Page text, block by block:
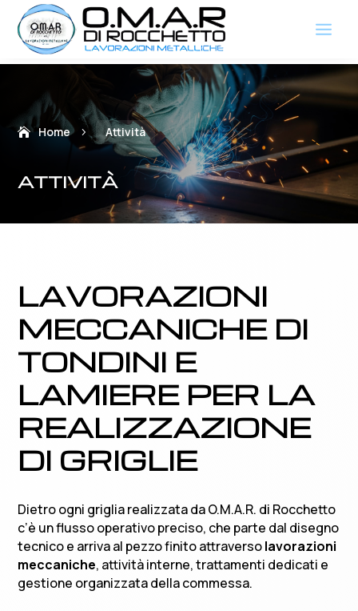
Home 5 Attività
ATTIVITÀ
LAVORAZIONI
MECCANICHE DI
TONDINI E
LAMIERE PER LA
REALIZZAZIONE
DI GRIGLIE
Dietro ogni griglia realizzata da O.M.A.R. di Rocchetto
c’è un flusso operativo preciso, che parte dal disegno
tecnico e arriva al pezzo finito attraversolavorazioni
meccaniche, attività interne, trattamenti dedicati e
gestione organizzata della commessa.